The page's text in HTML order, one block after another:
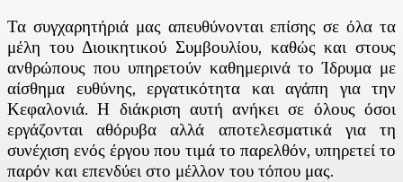
Τα συγχαρητήριά μας απευθύνονται επίσης σε όλα τα
μέλη του Διοικητικού Συμβουλίου, καθώς και στους
ανθρώπους που υπηρετούν καθημερινά το Ίδρυμα με
αίσθημα ευθύνης, εργατικότητα και αγάπη για την
Κεφαλονιά. Η διάκριση αυτή ανήκει σε όλους όσοι
εργάζονται αθόρυβα αλλά αποτελεσματικά για τη
συνέχιση ενός έργου που τιμά το παρελθόν, υπηρετεί το
παρόν και επενδύει στο μέλλον του τόπου μας.